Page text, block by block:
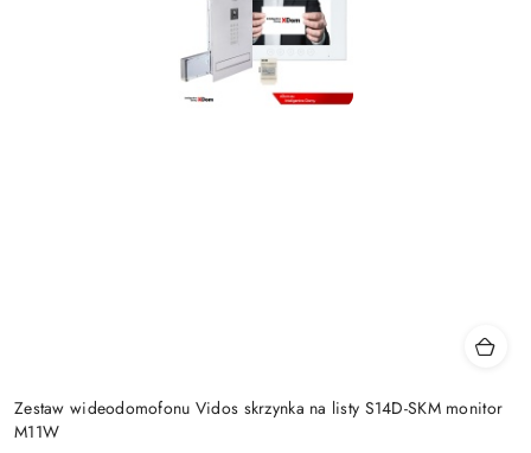
Zestaw wideodomofonu Vidos skrzynka na listy S14D-SKM monitor
M11W